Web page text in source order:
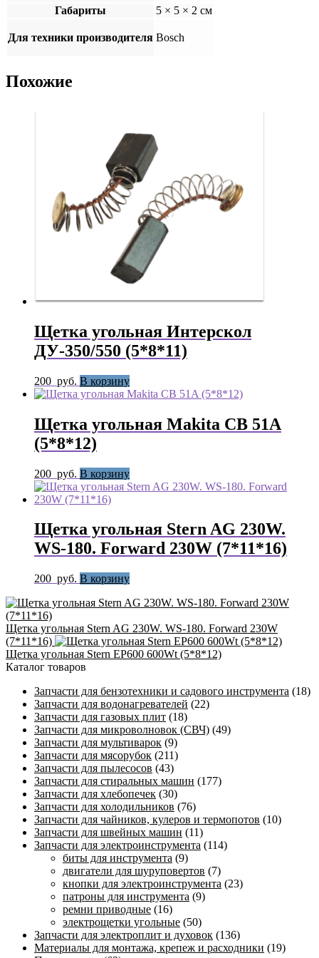
Габариты
5 × 5 × 2 см
Для техники производителя Bosch
Похожие
Щетка угольная Интерскол
ДУ-350/550 (5*8*11)
200 руб. В корзину
Щетка угольная Makita CB 51A
(5*8*12)
200 руб. В корзину
Щетка угольная Stern AG 230W.
WS-180. Forward 230W (7*11*16)
200 руб. В корзину
Щетка угольная Stern AG 230W. WS-180. Forward 230W
(7*11*16)
Щетка угольная Stern EP600 600Wt (5*8*12)
Каталог товаров
Запчасти для бензотехники и садового инструмента (18)
Запчасти для водонагревателей (22)
Запчасти для газовых плит (18)
Запчасти для микроволновок (СВЧ) (49)
Запчасти для мультиварок (9)
Запчасти для мясорубок (211)
Запчасти для пылесосов (43)
Запчасти для стиральных машин (177)
Запчасти для хлебопечек (30)
Запчасти для холодильников (76)
Запчасти для чайников, кулеров и термопотов (10)
Запчасти для швейных машин (11)
Запчасти для электроинструмента (114)
биты для инструмента (9)
двигатели для шуруповертов (7)
кнопки для электроинструмента (23)
патроны для инструмента (9)
ремни приводные (16)
электрощетки угольные (50)
Запчасти для электроплит и духовок (136)
Материалы для монтажа, крепеж и расходники (19)